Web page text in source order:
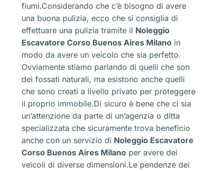
fiumi.Considerando che c’è bisogno di avere
una buona pulizia, ecco che si consiglia di
effettuare una pulizia tramite il Noleggio
Escavatore Corso Buenos Aires Milano in
modo da avere un veicolo che sia perfetto.
Ovviamente stiamo parlando di quelli che son
dei fossati naturali, ma esistono anche quelli
che sono creati a livello privato per proteggere
il proprio immobile.Di sicuro è bene che ci sia
un’attenzione da parte di un’agenzia o ditta
specializzata che sicuramente trova beneficio
anche con un servizio di Noleggio Escavatore
Corso Buenos Aires Milano per avere dei
veicoli di diverse dimensioni.Le pendenze dei